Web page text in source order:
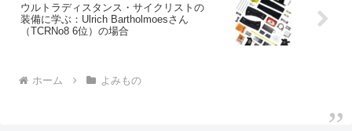
ウルトラディスタンス・サイクリストの
装備に学ぶ：Ulrich Bartholmoesさん
（TCRNo8 6位）の場合
ホーム よみもの